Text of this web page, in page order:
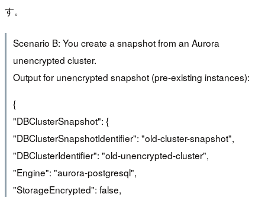
す。
Scenario B: You create a snapshot from an Aurora
unencrypted cluster.
Output for unencrypted snapshot (pre-existing instances):
{
"DBClusterSnapshot": {
"DBClusterSnapshotIdentifier": "old-cluster-snapshot",
"DBClusterIdentifier": "old-unencrypted-cluster",
"Engine": "aurora-postgresql",
"StorageEncrypted": false,